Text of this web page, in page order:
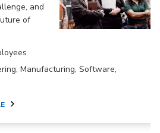
and
of
Manufacturing, Software,